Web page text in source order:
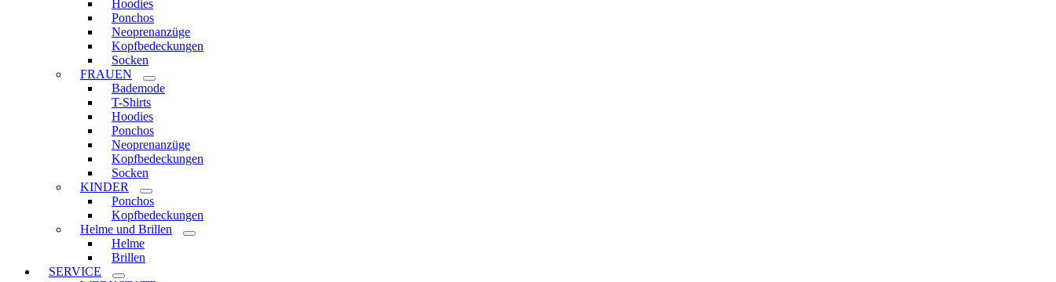
Hoodies
Ponchos
Neoprenanzüge
Kopfbedeckungen
Socken
FRAUEN
Bademode
T-Shirts
Hoodies
Ponchos
Neoprenanzüge
Kopfbedeckungen
Socken
KINDER
Ponchos
Kopfbedeckungen
Helme und Brillen
Helme
Brillen
SERVICE